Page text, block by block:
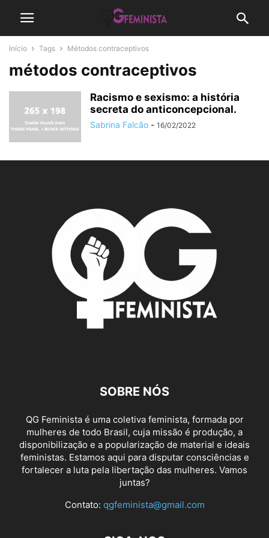
Início Tags Métodos contraceptivos
métodos contraceptivos
Racismo e sexismo: a história
secreta do anticoncepcional.
Sabrina Falcão - 16/02/2022
SOBRE NÓS
QG Feminista é uma coletiva feminista, formada por
mulheres de todo Brasil, cuja missão é produção, a
disponibilização e a popularização de material e ideais
feministas. Estamos aqui para disputar consciências e
fortalecer a luta pela libertação das mulheres. Vamos
juntas?
Contato: qgfeminista@gmail.com